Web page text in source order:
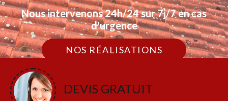
Nous intervenons 24h/24 sur 7j/7 en cas
d'urgence
NOS RÉALISATIONS
DEVIS GRATUIT